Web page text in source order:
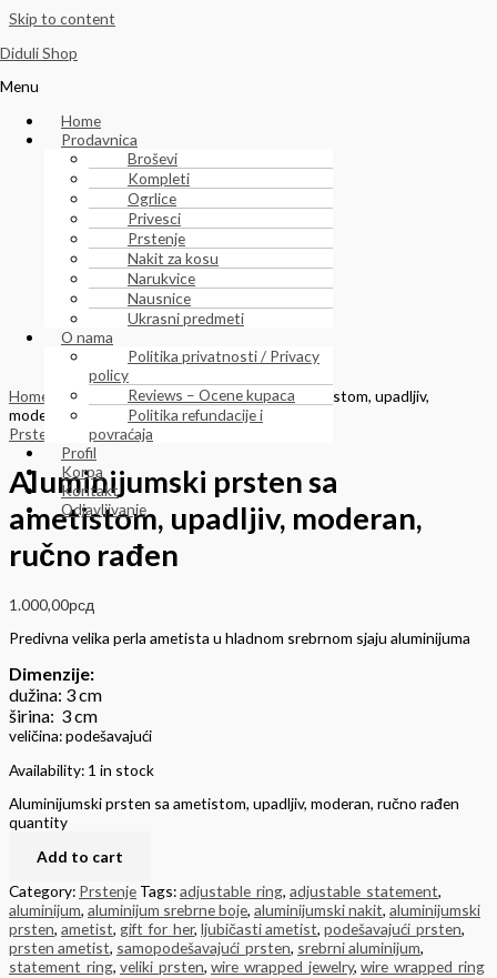
Skip to content
Diduli Shop
Menu
Home
Prodavnica
Broševi
Kompleti
Ogrlice
Privesci
Prstenje
Nakit za kosu
Narukvice
Nausnice
Ukrasni predmeti
O nama
Politika privatnosti / Privacy
policy
Reviews – Ocene kupaca
Politika refundacije i
povraćaja
Profil
Korpa
Kontakt
Odjavljivanje
Home Prstenje
/ Aluminijumski prsten sa ametistom, upadljiv,
moderan, ručno rađen
Prstenje
Aluminijumski prsten sa
ametistom, upadljiv, moderan,
ručno rađen
1.000,00рсд
Predivna velika perla ametista u hladnom srebrnom sjaju aluminijuma
Dimenzije:
dužina: 3 cm
širina: 3 cm
veličina: podešavajući
Availability: 1 in stock
Aluminijumski prsten sa ametistom, upadljiv, moderan, ručno rađen
quantity
Add to cart
Category: Prstenje Tags:adjustable_ring, adjustable_statement,
aluminijum, aluminijum srebrne boje, aluminijumski nakit, aluminijumski
prsten, ametist, gift_for_her, ljubičasti ametist, podešavajući_prsten,
prsten ametist, samopodešavajući_prsten, srebrni aluminijum,
statement_ring, veliki_prsten, wire_wrapped_jewelry, wire_wrapped_ring